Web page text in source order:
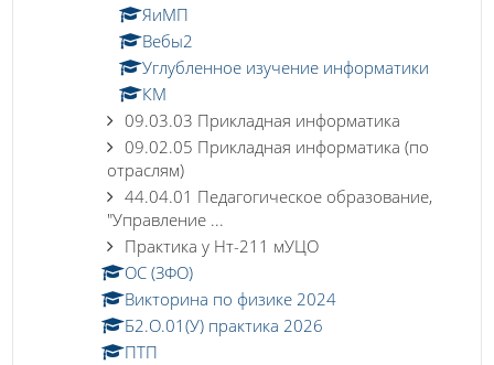
ЯиМП
Вебы2
Углубленное изучение информатики
КМ
09.03.03 Прикладная информатика
09.02.05 Прикладная информатика (по
отраслям)
44.04.01 Педагогическое образование,
"Управление ...
Практика у Нт-211 мУЦО
ОС (ЗФО)
Викторина по физике 2024
Б2.О.01(У) практика 2026
ПТП